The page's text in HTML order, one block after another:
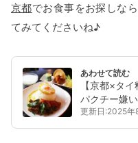
京都でお食事をお探しな
てみてくださいね♪
あわせて読む
【京都×タ
パクチー嫌
更新日:2025年